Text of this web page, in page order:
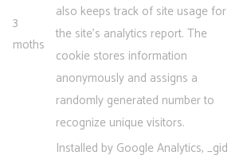
3
moths
also keeps track of site usage for
the site's analytics report. The
cookie stores information
anonymously and assigns a
randomly generated number to
recognize unique visitors.
Installed by Google Analytics, _gid